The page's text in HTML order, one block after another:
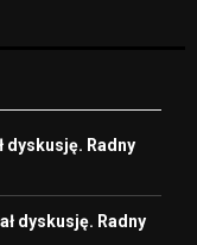
dyskusję. Radny
dyskusję. Radny